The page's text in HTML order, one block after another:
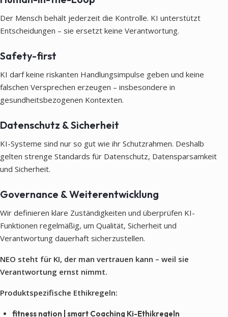
Der Mensch behält jederzeit die Kontrolle. KI unterstützt
Entscheidungen – sie ersetzt keine Verantwortung.
Safety-first
KI darf keine riskanten Handlungsimpulse geben und keine
falschen Versprechen erzeugen – insbesondere in
gesundheitsbezogenen Kontexten.
Datenschutz & Sicherheit
KI-Systeme sind nur so gut wie ihr Schutzrahmen. Deshalb
gelten strenge Standards für Datenschutz, Datensparsamkeit
und Sicherheit.
Governance & Weiterentwicklung
Wir definieren klare Zuständigkeiten und überprüfen KI-
Funktionen regelmäßig, um Qualität, Sicherheit und
Verantwortung dauerhaft sicherzustellen.
NEO steht für KI, der man vertrauen kann – weil sie
Verantwortung ernst nimmt.
Produktspezifische Ethikregeln:
fitness nation | smart Coaching Ki-Ethikregeln